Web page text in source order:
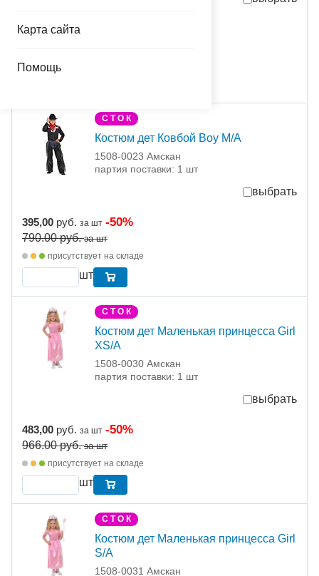
Карта сайта
Помощь
237,00руб.
присутствует на складе
С Т О К
Костюм дет Ковбой Boy M/A
1508-0023 Амскан
партия поставки: 1 шт
выбрать
395,00 руб. за шт -50%
790.00руб. за шт
присутствует на складе
шт
С Т О К
Костюм дет Маленькая принцесса Girl
XS/A
1508-0030 Амскан
партия поставки: 1 шт
выбрать
483,00 руб. за шт -50%
966.00руб. за шт
присутствует на складе
шт
С Т О К
Костюм дет Маленькая принцесса Girl
S/A
1508-0031 Амскан